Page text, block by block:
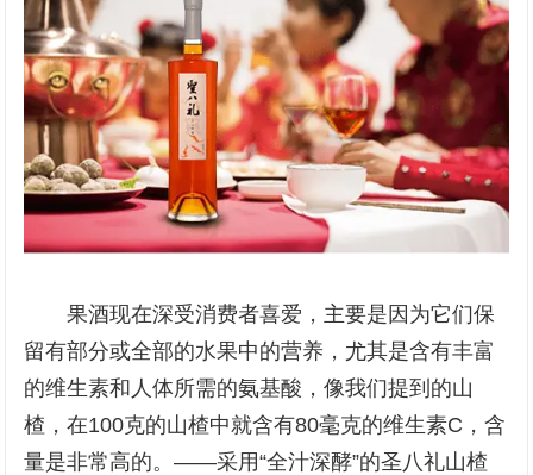
果酒现在深受消费者喜爱，主要是因为它们保
留有部分或全部的水果中的营养，尤其是含有丰富
的维生素和人体所需的氨基酸，像我们提到的山
楂，在100克的山楂中就含有80毫克的维生素C，含
量是非常高的。——采用“全汁深酵”的圣八礼山楂